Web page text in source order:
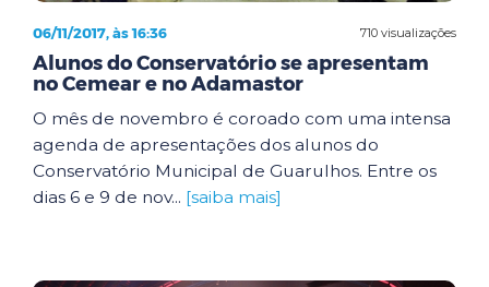
710 visualizações
06/11/2017, às 16:36
Alunos do Conservatório se apresentam
no Cemear e no Adamastor
O mês de novembro é coroado com uma intensa
agenda de apresentações dos alunos do
Conservatório Municipal de Guarulhos. Entre os
dias 6 e 9 de nov... [saiba mais]